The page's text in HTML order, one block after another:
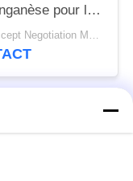
pour les
concassagePrice Accept Negotiation MOQ:10 pièces